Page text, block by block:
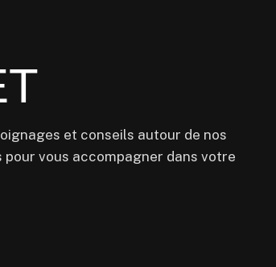
et conseils autour de nos
vous accompagner dans votre